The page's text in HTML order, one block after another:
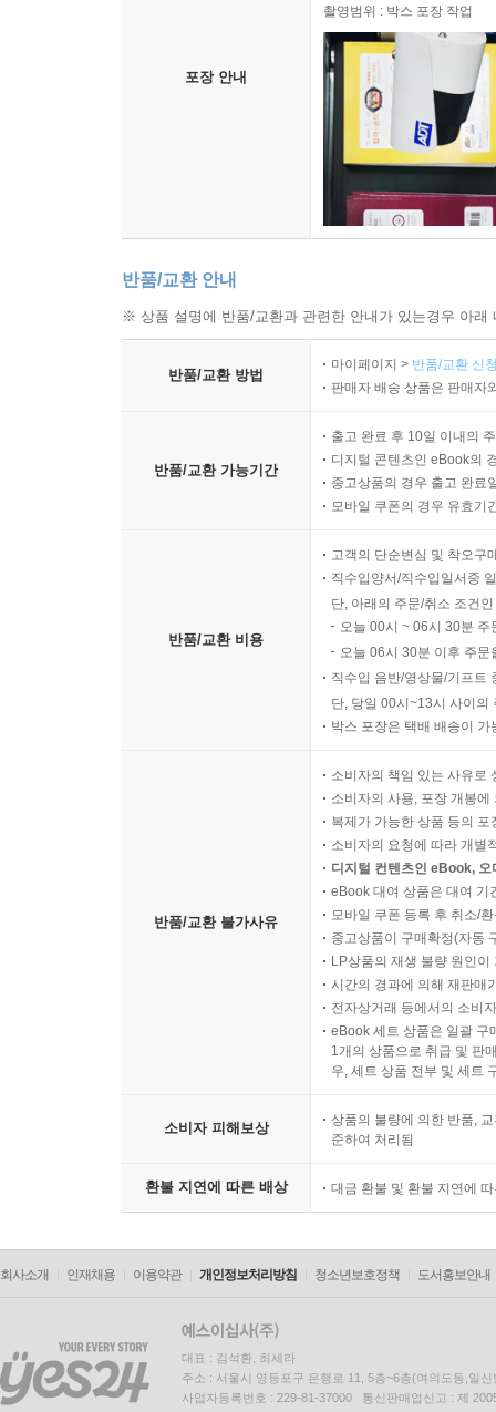
포장 안내
촬영범위 : 박스 포장 작업
반품/교환 안내
※ 상품 설명에 반품/교환과 관련한 안내가 있는경우 아
반품/교환 방법
마이페이지 > 반품/교환 신
판매자 배송 상품은 판매자
반품/교환 가능기간
출고 완료 후 10일 이내의
디지털 콘텐츠인 eBook의
중고상품의 경우 출고 완료
모바일 쿠폰의 경우 유효기
반품/교환 비용
고객의 단순변심 및 착오구
직수입양서/직수입일서중
단, 아래의 주문/취소 조건
오늘 00시 ~ 06시 30분
오늘 06시 30분 이후 주
직수입 음반/영상물/기프트
단, 당일 00시~13시 사이의
박스 포장은 택배 배송이
반품/교환 불가사유
소비자의 책임 있는 사유로
소비자의 사용, 포장 개봉
복제가 가능한 상품 등의
소비자의 요청에 따라 개별
디지털 컨텐츠인 eBook,
eBook 대여 상품은 대여 기
모바일 쿠폰 등록 후 취소/
중고상품이 구매확정(자동
LP상품의 재생 불량 원인
시간의 경과에 의해 재판매
전자상거래 등에서의 소비
eBook 세트 상품은 일괄 구
1개의 상품으로 취급 및 판
우, 세트 상품 전부 및 세트
소비자 피해보상
상품의 불량에 의한 반품,
준하여 처리됨
환불 지연에 따른 배상 대금 환불 및 환불 지연에
회사소개 인재채용 이용약관 개인정보처리방침 청소년보호정책 도서홍보안내
대표 : 김석환, 최세라
주소 : 서울시 영등포구 은행로 11, 5층~6층(여의도동,일신
사업자등록번호 : 229-81-37000 통신판매업신고 : 제